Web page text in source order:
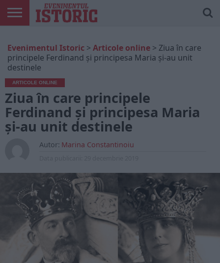
ONLINE
EDIȚII
TIPĂRITE
ISTORIC
PLAY
CONTUL
MEU
Evenimentul Istoric > Articole online > Ziua în care
principele Ferdinand și principesa Maria și-au unit
destinele
ARTICOLE ONLINE
Ziua în care principele
Ferdinand și principesa Maria
și-au unit destinele
Autor: Marina Constantinoiu